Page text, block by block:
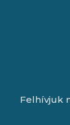
Felhívjuk